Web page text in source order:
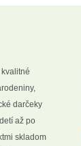
darčeky
až po
skladom